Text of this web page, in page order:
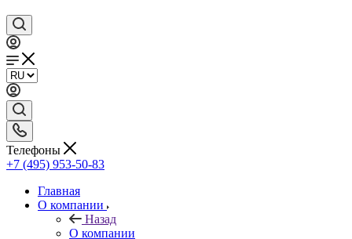
Телефоны
+7 (495) 953-50-83
Главная
О компании
Назад
О компании